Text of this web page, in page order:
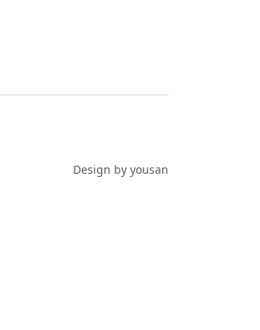
Design by yousan